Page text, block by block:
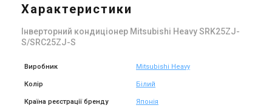
Характеристики
Інверторний кондиціонер Mitsubishi Heavy SRK25ZJ-
S/SRC25ZJ-S
Виробник Mitsubishi Heavy
Колір Білий
Країна реєстрації бренду Японія